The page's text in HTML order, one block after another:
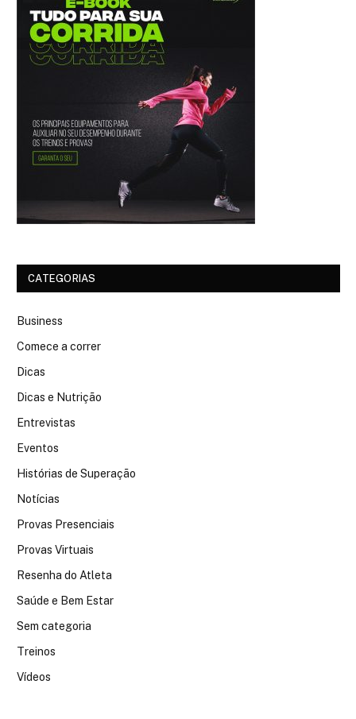
CATEGORIAS
Business
Comece a correr
Dicas
Dicas e Nutrição
Entrevistas
Eventos
Histórias de Superação
Notícias
Provas Presenciais
Provas Virtuais
Resenha do Atleta
Saúde e Bem Estar
Sem categoria
Treinos
Vídeos